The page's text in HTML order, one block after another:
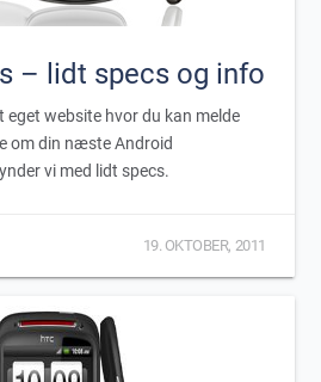
– lidt specs og info
eget website hvor du kan melde
om din næste Android
vi med lidt specs.
19. OKTOBER, 2011